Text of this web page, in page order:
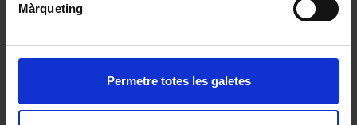
Màrqueting
Permetre totes les galetes